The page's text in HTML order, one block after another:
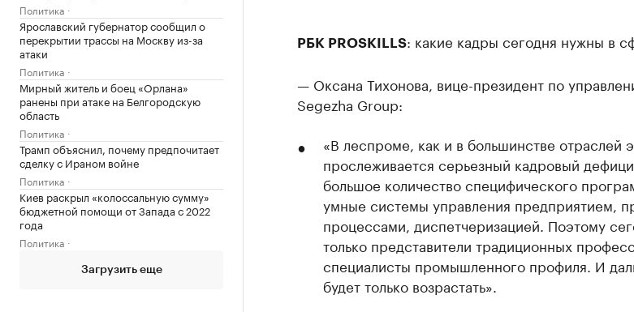
Политика
Ярославский губернатор сообщил о
перекрытии трассы на Москву из-за
атаки
Политика
Мирный житель и боец «Орлана»
ранены при атаке на Белгородскую
область
Политика
Трамп объяснил, почему предпочитает
сделку с Ираном войне
Политика
Киев раскрыл «колоссальную сумму»
бюджетной помощи от Запада с 2022
года
Политика
Загрузить еще
РБК PROSKILLS: какие кадры сегодня нужны в
— Оксана Тихонова, вице-президент по
Segezha Group:
«В леспроме, как и в большинстве отраслей
прослеживается серьезный кадровый
большое количество специфического
умные системы управления предприятием,
процессами, диспетчеризацией. Поэтому
только представители традиционных
специалисты промышленного профиля. И
будет только возрастать».